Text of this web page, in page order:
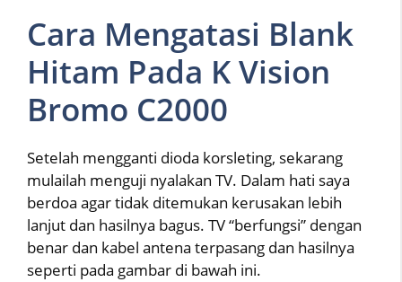
Cara Mengatasi Blank
Hitam Pada K Vision
Bromo C2000
Setelah mengganti dioda korsleting, sekarang
mulailah menguji nyalakan TV. Dalam hati saya
berdoa agar tidak ditemukan kerusakan lebih
lanjut dan hasilnya bagus. TV “berfungsi” dengan
benar dan kabel antena terpasang dan hasilnya
seperti pada gambar di bawah ini.